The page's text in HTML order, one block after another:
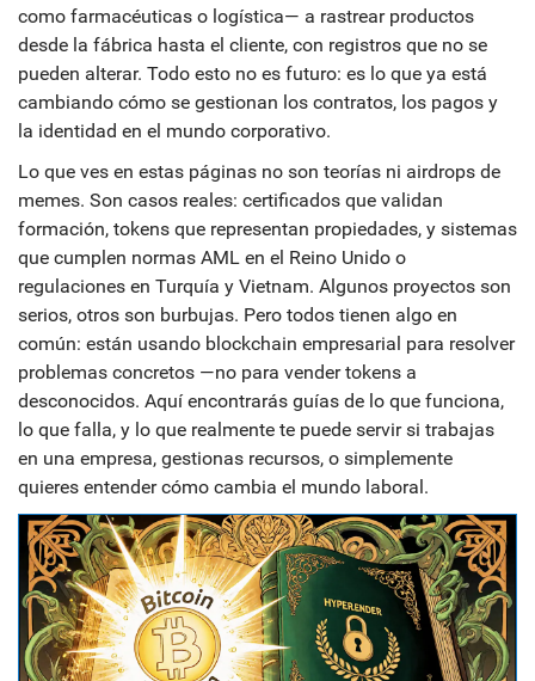
como farmacéuticas o logística— a rastrear productos
desde la fábrica hasta el cliente, con registros que no se
pueden alterar. Todo esto no es futuro: es lo que ya está
cambiando cómo se gestionan los contratos, los pagos y
la identidad en el mundo corporativo.
Lo que ves en estas páginas no son teorías ni airdrops de
memes. Son casos reales: certificados que validan
formación, tokens que representan propiedades, y sistemas
que cumplen normas AML en el Reino Unido o
regulaciones en Turquía y Vietnam. Algunos proyectos son
serios, otros son burbujas. Pero todos tienen algo en
común: están usando blockchain empresarial para resolver
problemas concretos —no para vender tokens a
desconocidos. Aquí encontrarás guías de lo que funciona,
lo que falla, y lo que realmente te puede servir si trabajas
en una empresa, gestionas recursos, o simplemente
quieres entender cómo cambia el mundo laboral.